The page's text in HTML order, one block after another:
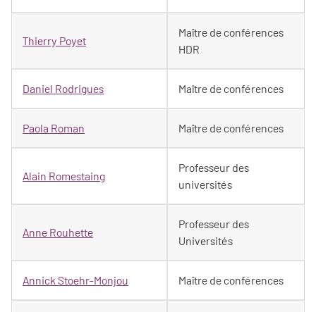
Thierry Poyet
Maître de conférences
HDR
Daniel Rodrigues Maître de conférences
Paola Roman Maître de conférences
Alain Romestaing
Professeur des
universités
Anne Rouhette
Professeur des
Universités
Annick Stoehr-Monjou Maître de conférences